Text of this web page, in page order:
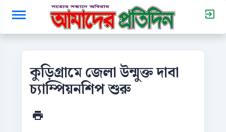
কুড়িগ্রামে জেলা উন্মুক্ত দাবা
চ্যাম্পিয়নশিপ শুরু